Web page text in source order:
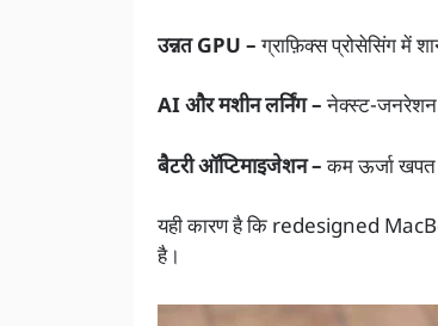
उन्नत GPU –ग्राफ़िक्स प्रोसेसिंग में
AI और मशीन लर्निंग –नेक्स्ट-
बैटरी ऑप्टिमाइजेशन –कम ऊर्जा खपत
यही कारण है कि redesigned
है।